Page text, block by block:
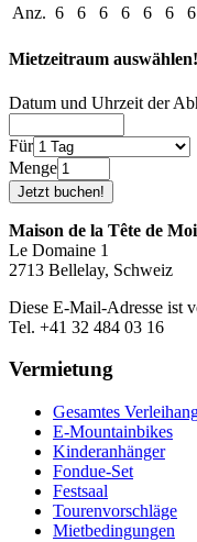
Anz. 6 6 6 6 6 6 6
Mietzeitraum auswählen!
Datum und Uhrzeit der
Für
Menge
Maison de la Tête de
Le Domaine 1
2713 Bellelay, Schweiz
Diese E-Mail-Adresse ist
Tel. +41 32 484 03 16
Vermietung
Gesamtes
E-Mountainbikes
Kinderanhänger
Fondue-Set
Festsaal
Tourenvorschläge
Mietbedingungen